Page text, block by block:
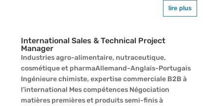
lire plus
International Sales & Technical Project
Manager
Industries agro-alimentaire, nutraceutique,
cosmétique et pharmaAllemand-Anglais-Portugais
Ingénieure chimiste, expertise commerciale B2B à
l’international Mes compétences Négociation
matières premières et produits semi-finis à